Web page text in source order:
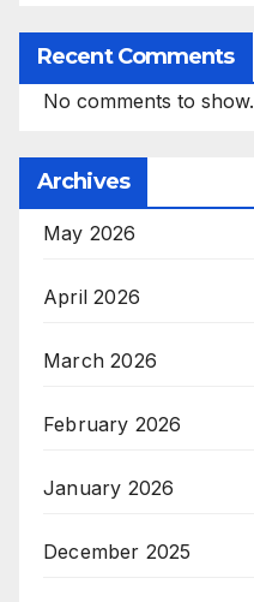
Recent Comments
No comments to show.
Archives
May 2026
April 2026
March 2026
February 2026
January 2026
December 2025